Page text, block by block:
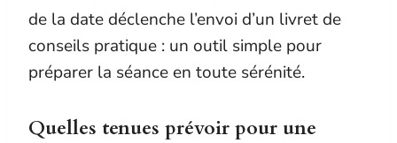
de la date déclenche l’envoi d’un livret de
conseils pratique : un outil simple pour
préparer la séance en toute sérénité.
Quelles tenues prévoir pour une